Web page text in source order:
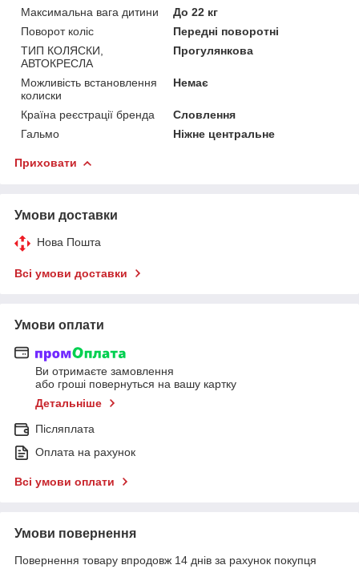
Максимальна вага дитини
До 22 кг
Поворот коліс
Передні поворотні
ТИП КОЛЯСКИ,
АВТОКРЕСЛА
Прогулянкова
Можливість встановлення
колиски
Немає
Країна реєстрації бренда
Словлення
Гальмо
Ніжне центральне
Приховати
Умови доставки
Нова Пошта
Всі умови доставки
Умови оплати
Ви отримаєте замовлення
або гроші повернуться на вашу картку
Детальніше
Післяплата
Оплата на рахунок
Всі умови оплати
Умови повернення
Повернення товару впродовж 14 днів за рахунок покупця